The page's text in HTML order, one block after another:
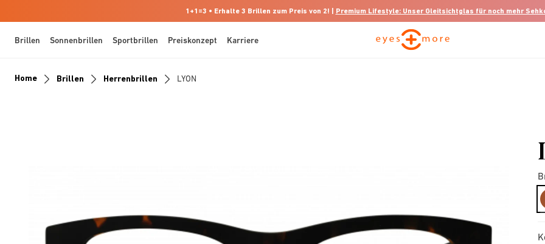
1+1=3 • Erhalte 3 Brillen zum Preis von 2! | Premium Lifestyle: Unser Gleitsichtglas für noch mehr
Brillen Sonnenbrillen Sportbrillen Preiskonzept Karriere
Home Brillen Herrenbrillen LYON